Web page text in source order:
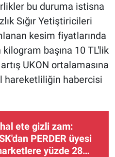
bu duruma istisna
Sığır Yetiştiricileri
kesim fiyatlarında
başına 10 TL'lik
UKON ortalamasına
hareketliliğin habercisi
ete gizli zam:
PERDER üyesi
yüzde 28